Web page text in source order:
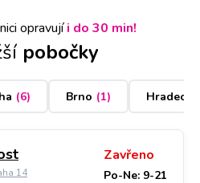
opravujíi do 30 min!
pobočky
(6) Brno (1) Hradec
14
Zavřeno
Po-Ne: 9-21